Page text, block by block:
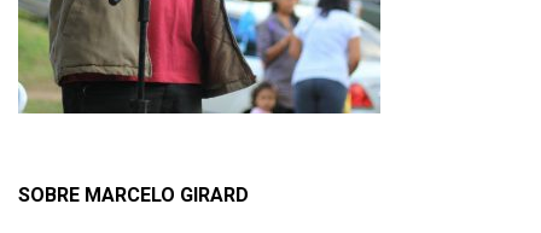
SOBRE MARCELO GIRARD